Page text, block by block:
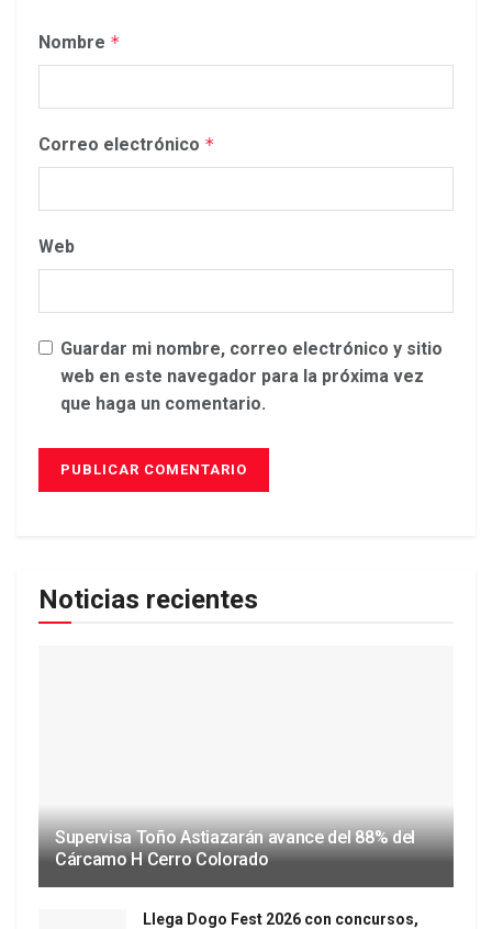
Nombre *
Correo electrónico *
Web
Guardar mi nombre, correo electrónico y sitio
web en este navegador para la próxima vez
que haga un comentario.
Noticias recientes
Supervisa Toño Astiazarán avance del 88% del
Cárcamo H Cerro Colorado
Llega Dogo Fest 2026 con concursos,